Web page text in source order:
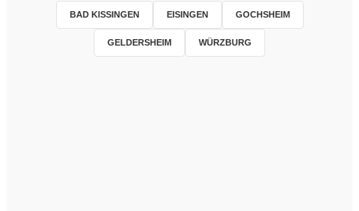
BAD KISSINGEN EISINGEN GOCHSHEIM
GELDERSHEIM WÜRZBURG